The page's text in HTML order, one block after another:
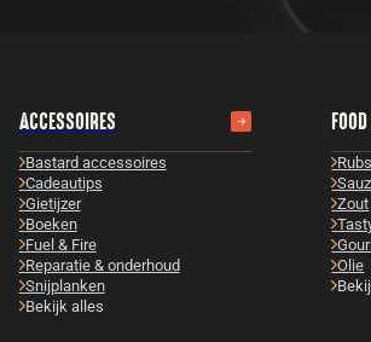
ACCESSOIRES
Bastard accessoires
Cadeautips
Gietijzer
Boeken
Fuel & Fire
Reparatie & onderhoud
Snijplanken
Bekijk alles
FOOD
Rubs
Zout
Olie